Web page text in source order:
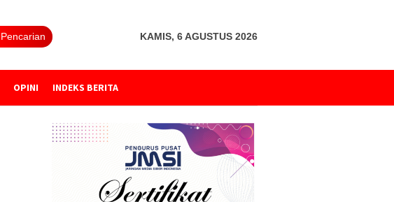
Pencarian KAMIS, 6 AGUSTUS 2026
OPINI INDEKS BERITA